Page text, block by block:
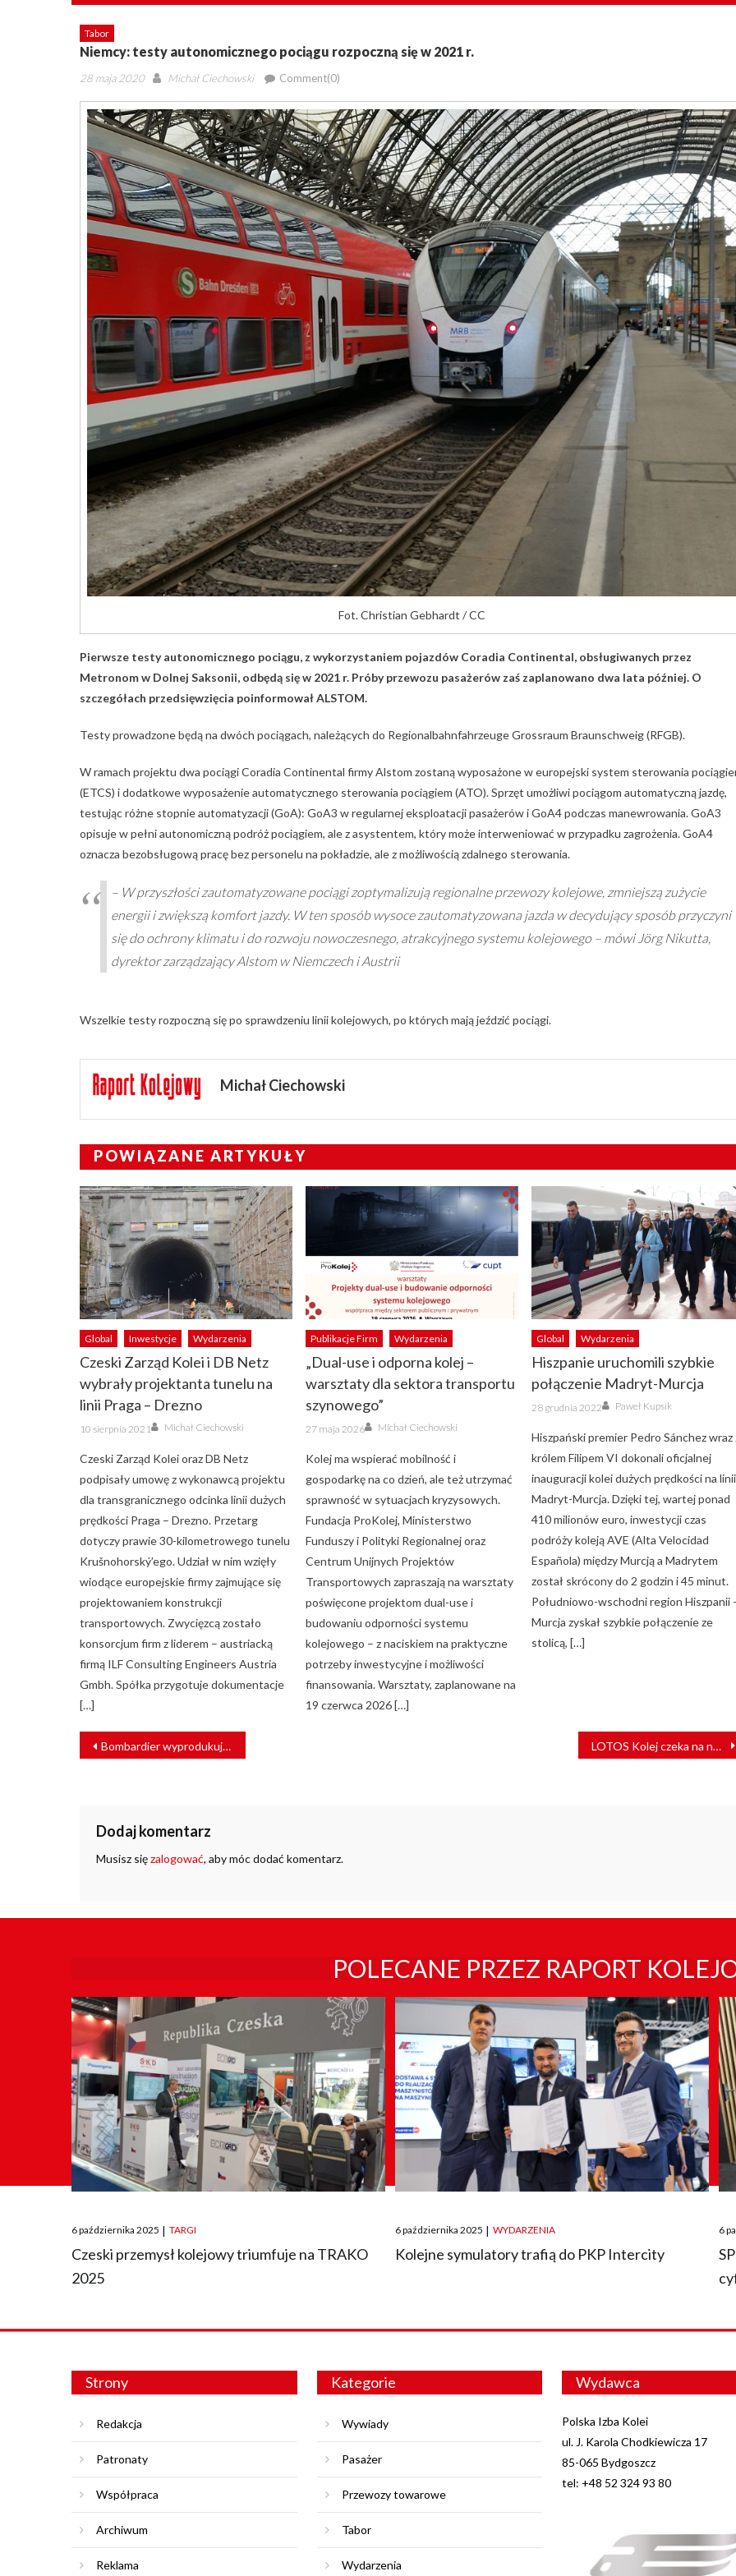
Tabor
Niemcy: testy autonomicznego pociągu rozpoczną się w 2021 r.
Posted
28 maja 2020 Author
Michał Ciechowski Comment(0)
Fot. Christian Gebhardt / CC
Pierwsze testy autonomicznego pociągu, z wykorzystaniem pojazdów Coradia Continental, obsługiwanych przez
Metronom w Dolnej Saksonii, odbędą się w 2021 r. Próby przewozu pasażerów zaś zaplanowano dwa lata później. O
szczegółach przedsięwzięcia poinformował ALSTOM.
Testy prowadzone będą na dwóch pociągach, należących do Regionalbahnfahrzeuge Grossraum Braunschweig (RFGB).
W ramach projektu dwa pociągi Coradia Continental firmy Alstom zostaną wyposażone w europejski system sterowania
(ETCS) i dodatkowe wyposażenie automatycznego sterowania pociągiem (ATO). Sprzęt umożliwi pociągom automatyczną jazdę,
testując różne stopnie automatyzacji (GoA): GoA3 w regularnej eksploatacji pasażerów i GoA4 podczas manewrowania. GoA3
opisuje w pełni autonomiczną podróż pociągiem, ale z asystentem, który może interweniować w przypadku zagrożenia. GoA4
oznacza bezobsługową pracę bez personelu na pokładzie, ale z możliwością zdalnego sterowania.
– W przyszłości zautomatyzowane pociągi zoptymalizują regionalne przewozy kolejowe, zmniejszą zużycie
energii i zwiększą komfort jazdy. W ten sposób wysoce zautomatyzowana jazda w decydujący sposób przyczyni
się do ochrony klimatu i do rozwoju nowoczesnego, atrakcyjnego systemu kolejowego – mówi Jörg Nikutta,
dyrektor zarządzający Alstom w Niemczech i Austrii
Wszelkie testy rozpoczną się po sprawdzeniu linii kolejowych, po których mają jeździć pociągi.
Michał Ciechowski
POWIĄZANE ARTYKUŁY
Global Inwestycje Wydarzenia
Czeski Zarząd Kolei i DB Netz
wybrały projektanta tunelu na
linii Praga – Drezno
Posted
on
10 sierpnia 2021 Author
Michał Ciechowski
Czeski Zarząd Kolei oraz DB Netz
podpisały umowę z wykonawcą projektu
dla transgranicznego odcinka linii dużych
prędkości Praga – Drezno. Przetarg
dotyczy prawie 30-kilometrowego tunelu
Krušnohorský’ego. Udział w nim wzięły
wiodące europejskie firmy zajmujące się
projektowaniem konstrukcji
transportowych. Zwycięzcą zostało
konsorcjum firm z liderem – austriacką
firmą ILF Consulting Engineers Austria
Gmbh. Spółka przygotuje dokumentacje
[…]
Publikacje Firm Wydarzenia
„Dual-use i odporna kolej –
warsztaty dla sektora transportu
szynowego”
Posted
on
27 maja 2026 Author
Michał Ciechowski
Kolej ma wspierać mobilność i
gospodarkę na co dzień, ale też utrzymać
sprawność w sytuacjach kryzysowych.
Fundacja ProKolej, Ministerstwo
Funduszy i Polityki Regionalnej oraz
Centrum Unijnych Projektów
Transportowych zapraszają na warsztaty
poświęcone projektom dual-use i
budowaniu odporności systemu
kolejowego – z naciskiem na praktyczne
potrzeby inwestycyjne i możliwości
finansowania. Warsztaty, zaplanowane na
19 czerwca 2026 […]
Global Wydarzenia
Hiszpanie uruchomili szybkie
połączenie Madryt-Murcja
Posted
on
28 grudnia 2022 Author
Paweł Kupsik
Hiszpański premier Pedro Sánchez wraz
królem Filipem VI dokonali oficjalnej
inauguracji kolei dużych prędkości na linii
Madryt-Murcja. Dzięki tej, wartej ponad
410 milionów euro, inwestycji czas
podróży koleją AVE (Alta Velocidad
Española) między Murcją a Madrytem
został skrócony do 2 godzin i 45 minut.
Południowo-wschodni region Hiszpanii
Murcja zyskał szybkie połączenie ze
stolicą, […]
NAWIGACJA
WPISU
Bombardier wyprodukuje dwupoziomowe pociągi dla Seattle LOTOS Kolej czeka na nowy tabor. W czerwcu dojadą dwie lokomotywy
Dodaj komentarz
Musisz sięzalogować, aby móc dodać komentarz.
POLECANE PRZEZ RAPORT
Posted
on
6 października 2025 | TARGI
Czeski przemysł kolejowy triumfuje na TRAKO
2025
Posted
on
6 października 2025 | WYDARZENIA
Kolejne symulatory trafią do PKP Intercity
on
6
Strony
Redakcja
Patronaty
Współpraca
Archiwum
Reklama
Kategorie
Wywiady
Pasażer
Przewozy towarowe
Tabor
Wydarzenia
Wydawca
Polska Izba Kolei
ul. J. Karola Chodkiewicza 17
85-065 Bydgoszcz
tel: +48 52 324 93 80